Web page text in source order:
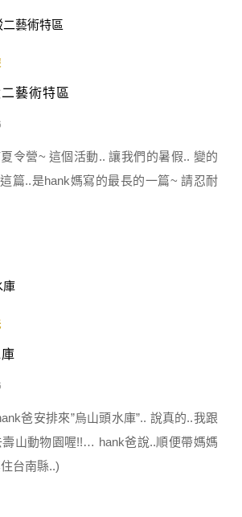
藝術特區
令營~ 這個活動.. 讓我們的暑假.. 變的
篇..是hank媽寫的最長的一篇~ 請忍耐
爸安排來”烏山頭水庫”.. 說真的..我跟
山動物園喔!!… hank爸說..順便帶媽媽
台南縣..)